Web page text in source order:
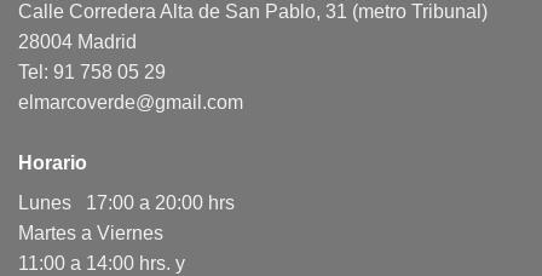
Calle Corredera Alta de San Pablo, 31 (metro Tribunal)
28004 Madrid
Tel: 91 758 05 29
elmarcoverde@gmail.com
Horario
Lunes 17:00 a 20:00 hrs
Martes a Viernes
11:00 a 14:00 hrs. y